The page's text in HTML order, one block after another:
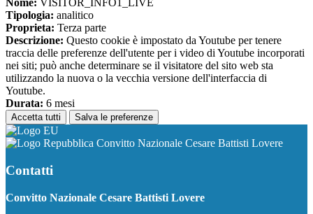
Nome: VISITOR_INFO1_LIVE
Tipologia: analitico
Proprieta: Terza parte
Descrizione: Questo cookie è impostato da Youtube per tenere
traccia delle preferenze dell'utente per i video di Youtube incorporati
nei siti; può anche determinare se il visitatore del sito web sta
utilizzando la nuova o la vecchia versione dell'interfaccia di
Youtube.
Durata: 6 mesi
Accetta tutti Salva le preferenze
Convitto Nazionale Cesare Battisti Lovere
Contatti
Convitto Nazionale Cesare Battisti Lovere